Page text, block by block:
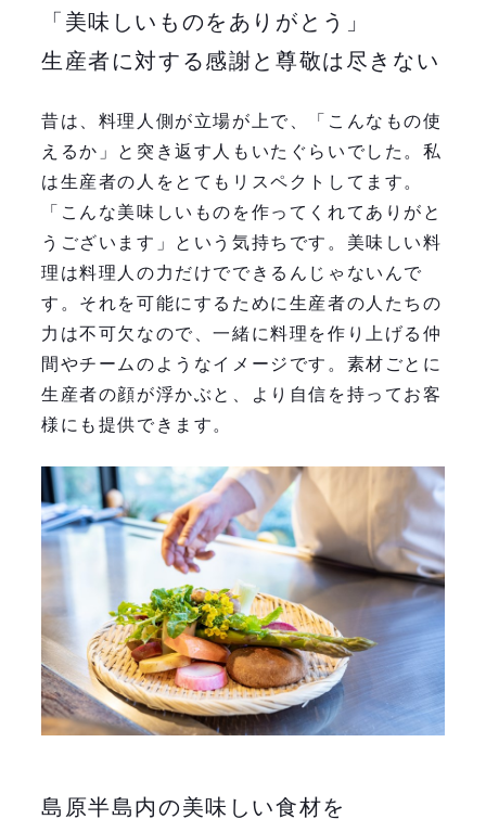
「美味しいものをありがとう」
生産者に対する感謝と尊敬は尽きない
昔は、料理人側が立場が上で、「こんなもの使
えるか」と突き返す人もいたぐらいでした。私
は生産者の人をとてもリスペクトしてます。
「こんな美味しいものを作ってくれてありがと
うございます」という気持ちです。美味しい料
理は料理人の力だけでできるんじゃないんで
す。それを可能にするために生産者の人たちの
力は不可欠なので、一緒に料理を作り上げる仲
間やチームのようなイメージです。素材ごとに
生産者の顔が浮かぶと、より自信を持ってお客
様にも提供できます。
島原半島内の美味しい食材を